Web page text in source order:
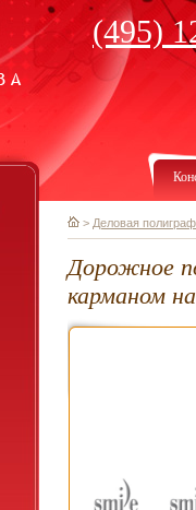
(495)
> Деловая
Дорожное
карманом